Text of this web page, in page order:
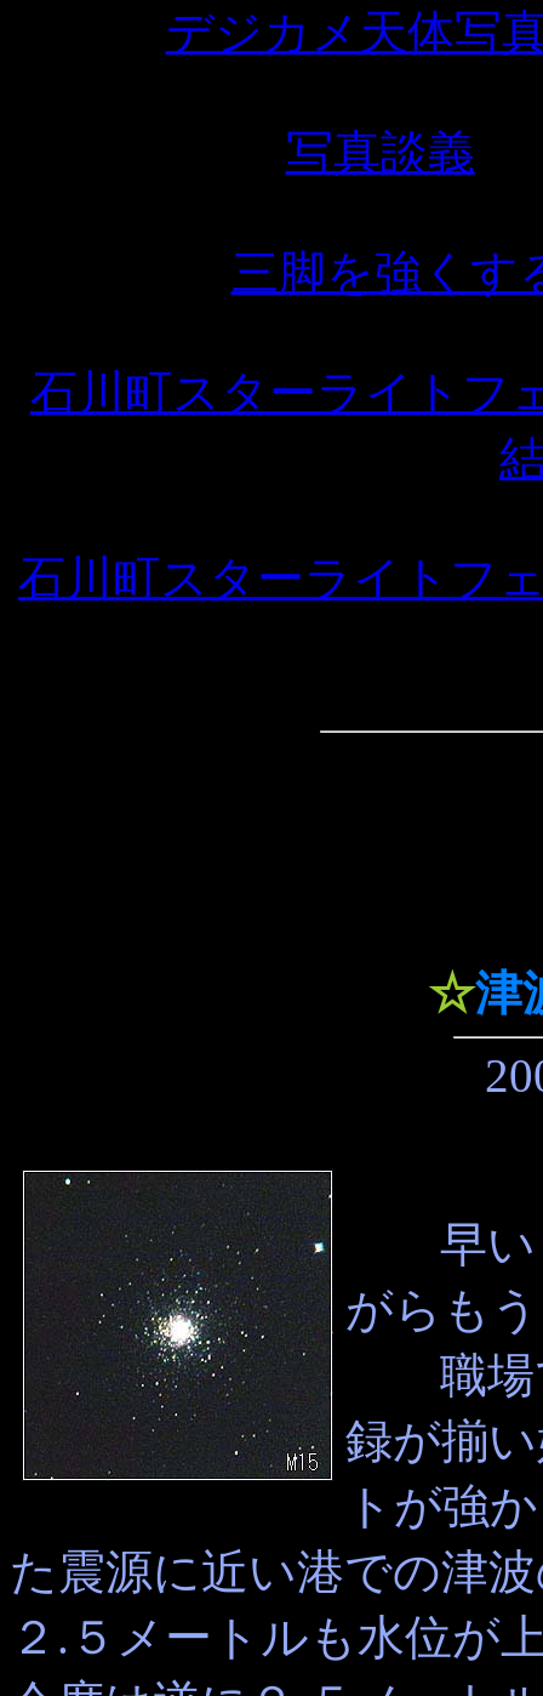
デジカメ天体写
写真談義
三脚を強くす
石川町スターライトフ
石川町スターライトフ
☆津
早い
がらも
職場で
録が揃
トが強
た震源に近い港での津
２.５メートルも水位が